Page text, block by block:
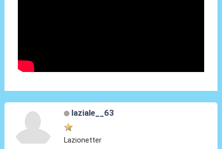
laziale__63
Lazionetter